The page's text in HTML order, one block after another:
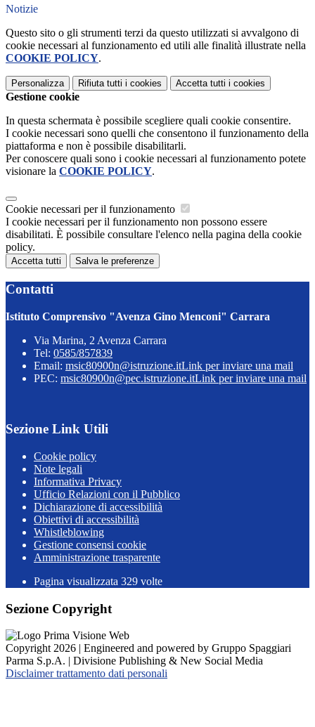
Notizie
Questo sito o gli strumenti terzi da questo utilizzati si avvalgono di
cookie necessari al funzionamento ed utili alle finalità illustrate nella
COOKIE POLICY.
Personalizza Rifiuta tutti i cookies Accetta tutti i cookies
Gestione cookie
In questa schermata è possibile scegliere quali cookie consentire.
I cookie necessari sono quelli che consentono il funzionamento della
piattaforma e non è possibile disabilitarli.
Per conoscere quali sono i cookie necessari al funzionamento potete
visionare la COOKIE POLICY.
Cookie necessari per il funzionamento
I cookie necessari per il funzionamento non possono essere
disabilitati. È possibile consultare l'elenco nella pagina della cookie
policy.
Accetta tutti Salva le preferenze
Contatti
Istituto Comprensivo "Avenza Gino Menconi" Carrara
Via Marina, 2 Avenza Carrara
Tel: 0585/857839
Email: msic80900n@istruzione.itLink per inviare una mail
PEC: msic80900n@pec.istruzione.itLink per inviare una mail
Sezione Link Utili
Cookie policy
Note legali
Informativa Privacy
Ufficio Relazioni con il Pubblico
Dichiarazione di accessibilità
Obiettivi di accessibilità
Whistleblowing
Gestione consensi cookie
Amministrazione trasparente
Pagina visualizzata 329 volte
Sezione Copyright
Copyright 2026 | Engineered and powered by Gruppo Spaggiari
Parma S.p.A. | Divisione Publishing & New Social Media
Disclaimer trattamento dati personali